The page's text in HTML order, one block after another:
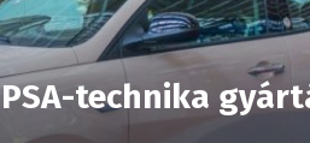
technika